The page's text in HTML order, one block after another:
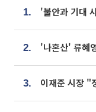
1.
2.
3.